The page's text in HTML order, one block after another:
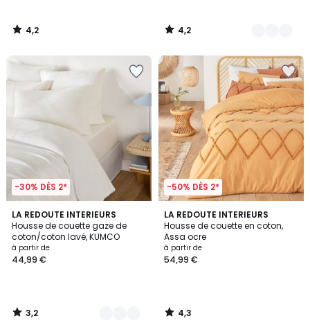
4,2
/
4,2
/
-30% DÈS 2*
LA REDOUTE INTERIEURS
Housse de couette gaze de
coton/coton lavé, KUMCO
à partir de
44,99 €
3,2
/ 5
10
Couleurs
3,2
/
-50% DÈS 2*
LA REDOUTE INTERIEURS
Housse de couette en coton,
Assa ocre
à partir de
54,99 €
4,3
/ 5
4,3
/